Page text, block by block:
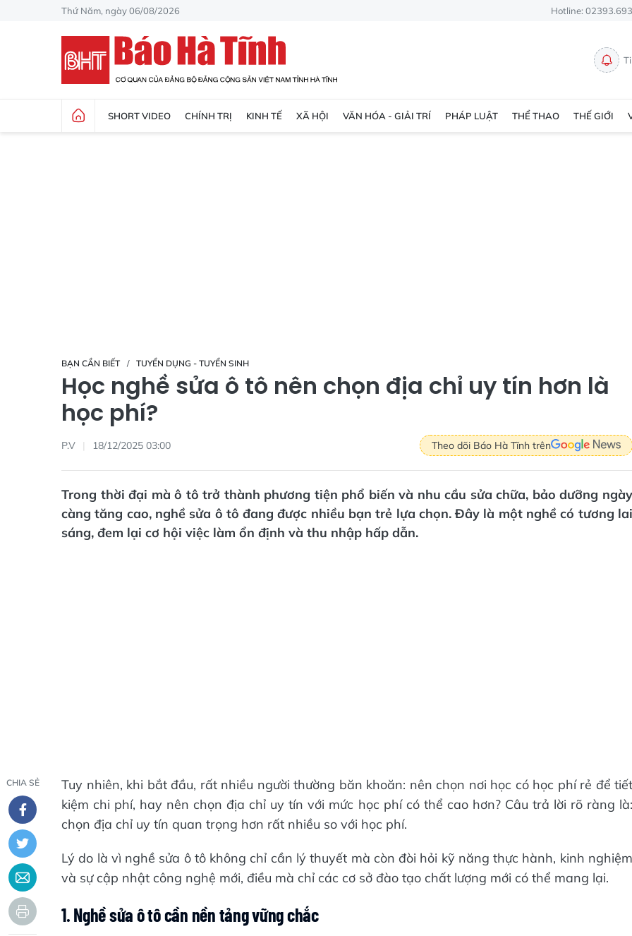
Thứ Năm, ngày 06/08/2026 Hotline:
SHORT VIDEO CHÍNH TRỊ KINH TẾ XÃ HỘI VĂN HÓA - GIẢI TRÍ PHÁP LUẬT THỂ THAO THẾ GIỚI
BẠN CẦN BIẾT TUYỂN DỤNG - TUYỂN SINH
Học nghề sửa ô tô nên chọn địa chỉ uy tín hơn là
học phí?
P.V 18/12/2025 03:00 Theo dõi Báo Hà Tĩnh trên
Trong thời đại mà ô tô trở thành phương tiện phổ biến và nhu cầu sửa chữa, bảo dưỡng ngày
càng tăng cao, nghề sửa ô tô đang được nhiều bạn trẻ lựa chọn. Đây là một nghề có tương lai
sáng, đem lại cơ hội việc làm ổn định và thu nhập hấp dẫn.
CHIA SẺ
Tuy nhiên, khi bắt đầu, rất nhiều người thường băn khoăn: nên chọn nơi học có học phí rẻ để tiết
kiệm chi phí, hay nên chọn địa chỉ uy tín với mức học phí có thể cao hơn? Câu trả lời rõ ràng là:
chọn địa chỉ uy tín quan trọng hơn rất nhiều so với học phí.
Lý do là vì nghề sửa ô tô không chỉ cần lý thuyết mà còn đòi hỏi kỹ năng thực hành, kinh nghiệm
và sự cập nhật công nghệ mới, điều mà chỉ các cơ sở đào tạo chất lượng mới có thể mang lại.
1. Nghề sửa ô tô cần nền tảng vững chắc